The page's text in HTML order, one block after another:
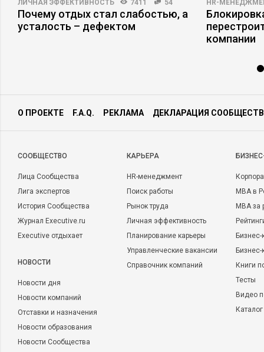
ЛИЧНАЯ ЭФФЕКТИВНОСТЬ 7411 54
Почему отдых стал слабостью, а
усталость – дефектом
HR-
компании
О ПРОЕКТЕ F.A.Q. РЕКЛАМА ДЕКЛАРАЦИЯ
CООБЩЕСТВО
Лица Сообщества
Лига экспертов
История Сообщества
Журнал Executive.ru
Executive отдыхает
НОВОСТИ
Новости дня
Новости компаний
Отставки и назначения
Новости образования
Новости Сообщества
КАРЬЕРА
HR-менеджмент
Поиск работы
Рынок труда
Личная эффективность
Планирование карьеры
Управленческие вакансии
Справочник компаний
MBA в
MBA
Бизнес-
Книги
Тесты
Видео